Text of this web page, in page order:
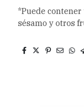
*Puede
sésamo y otros